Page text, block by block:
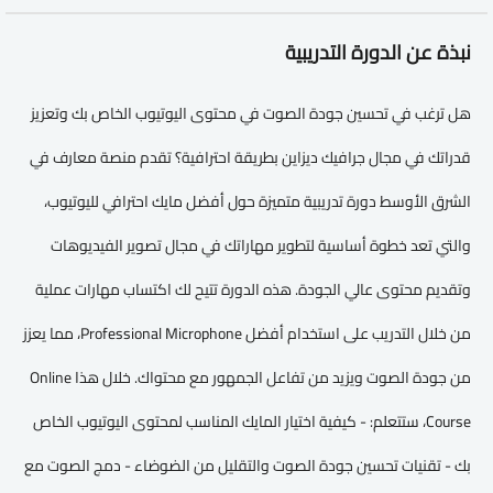
نبذة عن الدورة التدريبية
هل ترغب في تحسين جودة الصوت في محتوى اليوتيوب الخاص بك وتعزيز
قدراتك في مجال جرافيك ديزاين بطريقة احترافية؟ تقدم منصة معارف في
الشرق الأوسط دورة تدريبية متميزة حول أفضل مايك احترافي لليوتيوب،
والتي تعد خطوة أساسية لتطوير مهاراتك في مجال تصوير الفيديوهات
وتقديم محتوى عالي الجودة. هذه الدورة تتيح لك اكتساب مهارات عملية
من خلال التدريب على استخدام أفضل Professional Microphone، مما يعزز
من جودة الصوت ويزيد من تفاعل الجمهور مع محتواك. خلال هذا Online
Course، ستتعلم: - كيفية اختيار المايك المناسب لمحتوى اليوتيوب الخاص
بك - تقنيات تحسين جودة الصوت والتقليل من الضوضاء - دمج الصوت مع